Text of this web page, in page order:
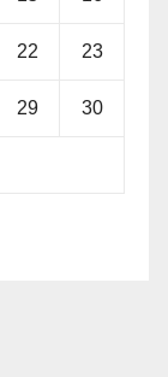
22 23
29 30